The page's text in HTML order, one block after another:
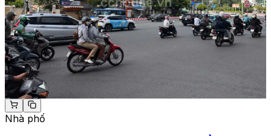
Nhà phố